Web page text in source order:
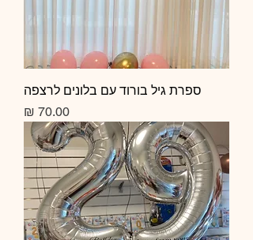
ספרת גיל בורוד עם בלונים לרצפה
מחיר